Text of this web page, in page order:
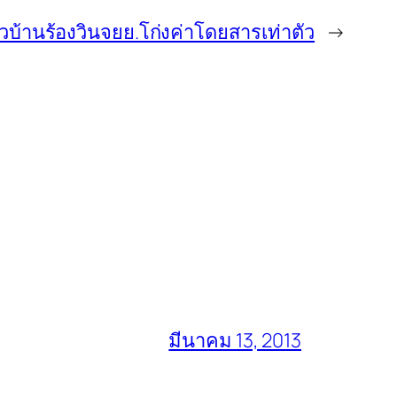
านร้องวินจยย.โก่งค่าโดยสารเท่าตัว →
มีนาคม 13, 2013